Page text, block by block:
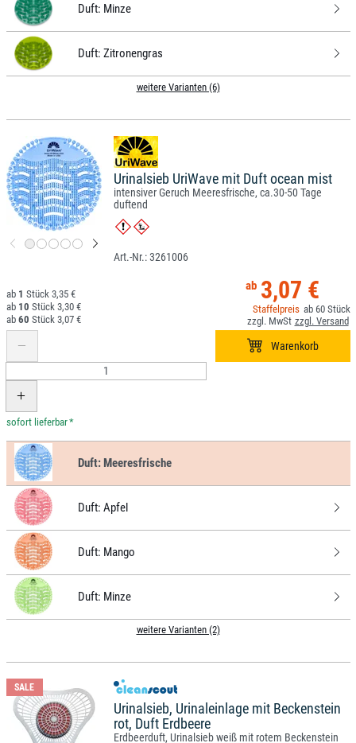
Duft: Minze
Duft: Zitronengras
weitere Varianten (6)
Urinalsieb UriWave mit Duft ocean mist
intensiver Geruch Meeresfrische, ca.30-50 Tage
duftend
3261006
3,07 €
60
1
3,35 €
10
3,30 €
60
3,07 €
*
Duft:Meeresfrische
Duft: Apfel
Duft: Mango
Duft: Minze
weitere Varianten (2)
SALE
Urinalsieb, Urinaleinlage mit Beckenstein
rot, Duft Erdbeere
Erdbeerduft, Urinalsieb weiß mit rotem Beckenstein